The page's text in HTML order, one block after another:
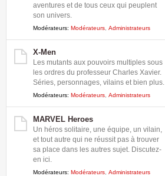
aventures et de tous ceux qui peuplent
son univers.
Modérateurs: Modérateurs Administrateurs
X-Men
Les mutants aux pouvoirs multiples sous
les ordres du professeur Charles Xavier.
Séries, personnages, vilains et bien plus.
Modérateurs: Modérateurs Administrateurs
MARVEL Heroes
Un héros solitaire, une équipe, un vilain,
et tout autre qui ne réussit pas à trouver
sa place dans les autres sujet. Discutez-
en ici.
Modérateurs: Modérateurs Administrateurs